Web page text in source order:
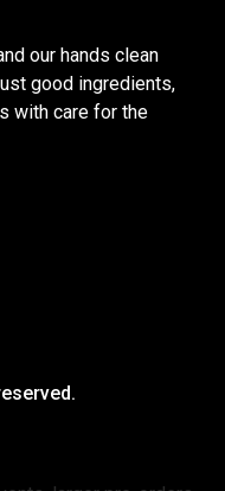
our hands clean
good ingredients,
with care for the